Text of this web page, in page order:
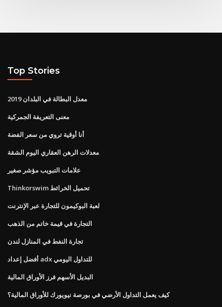
Top Stories
معدل البطالة في البلدان 2019
معنى التعريفة الجمركية
أنا أوقية تروي من سعر الفضة
معدلات الرهن العقاري اليوم الشقة
علامات التبويب مؤشر صغير
Thinkorswim تحميل الخرائط
لعبة البوكيمون للتجارة عبر الإنترنت
التجارة في قيمة خاتم من الذهب
تجارة النفط في المنازل لندن
أفضل إعداد adx للتداول اليومي
البديل الأسهم فرز الأوراق المالية
كيف يعمل التداول الأرضي في بورصة نيويورك للأوراق المالية؟